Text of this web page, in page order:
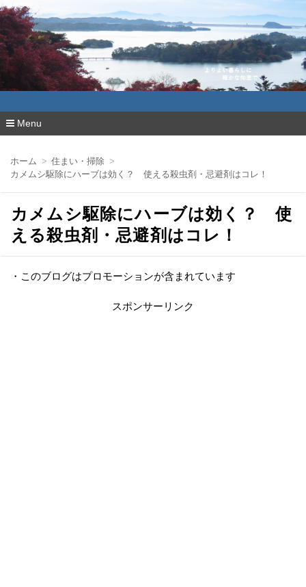
よりよい暮らしに確かな知恵で
Menu
ツ
ホーム
住まい・掃除
カメムシ駆除にハーブは効く？ 使える殺虫剤・忌避剤はコレ！
カメムシ駆除にハーブは効く？ 使
える殺虫剤・忌避剤はコレ！
・このブログはプロモーションが含まれています
スポンサーリンク